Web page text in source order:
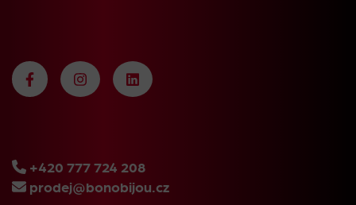
+420 777 724 208
prodej@bonobijou.cz